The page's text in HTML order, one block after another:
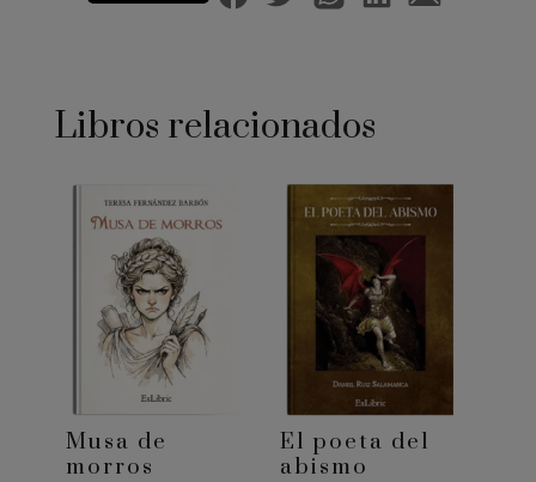
Libros relacionados
Musa de
morros
El poeta del
abismo